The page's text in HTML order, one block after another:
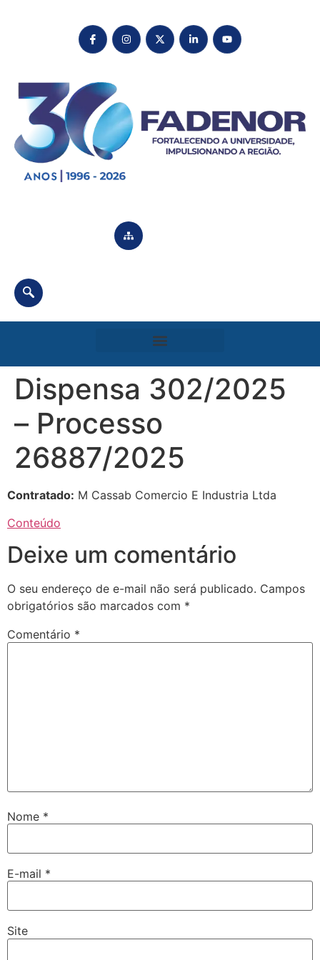
Dispensa 302/2025
– Processo
26887/2025
Contratado: M Cassab Comercio E Industria Ltda
Conteúdo
Deixe um comentário
O seu endereço de e-mail não será publicado. Campos
obrigatórios são marcados com *
Comentário *
Nome *
E-mail *
Site